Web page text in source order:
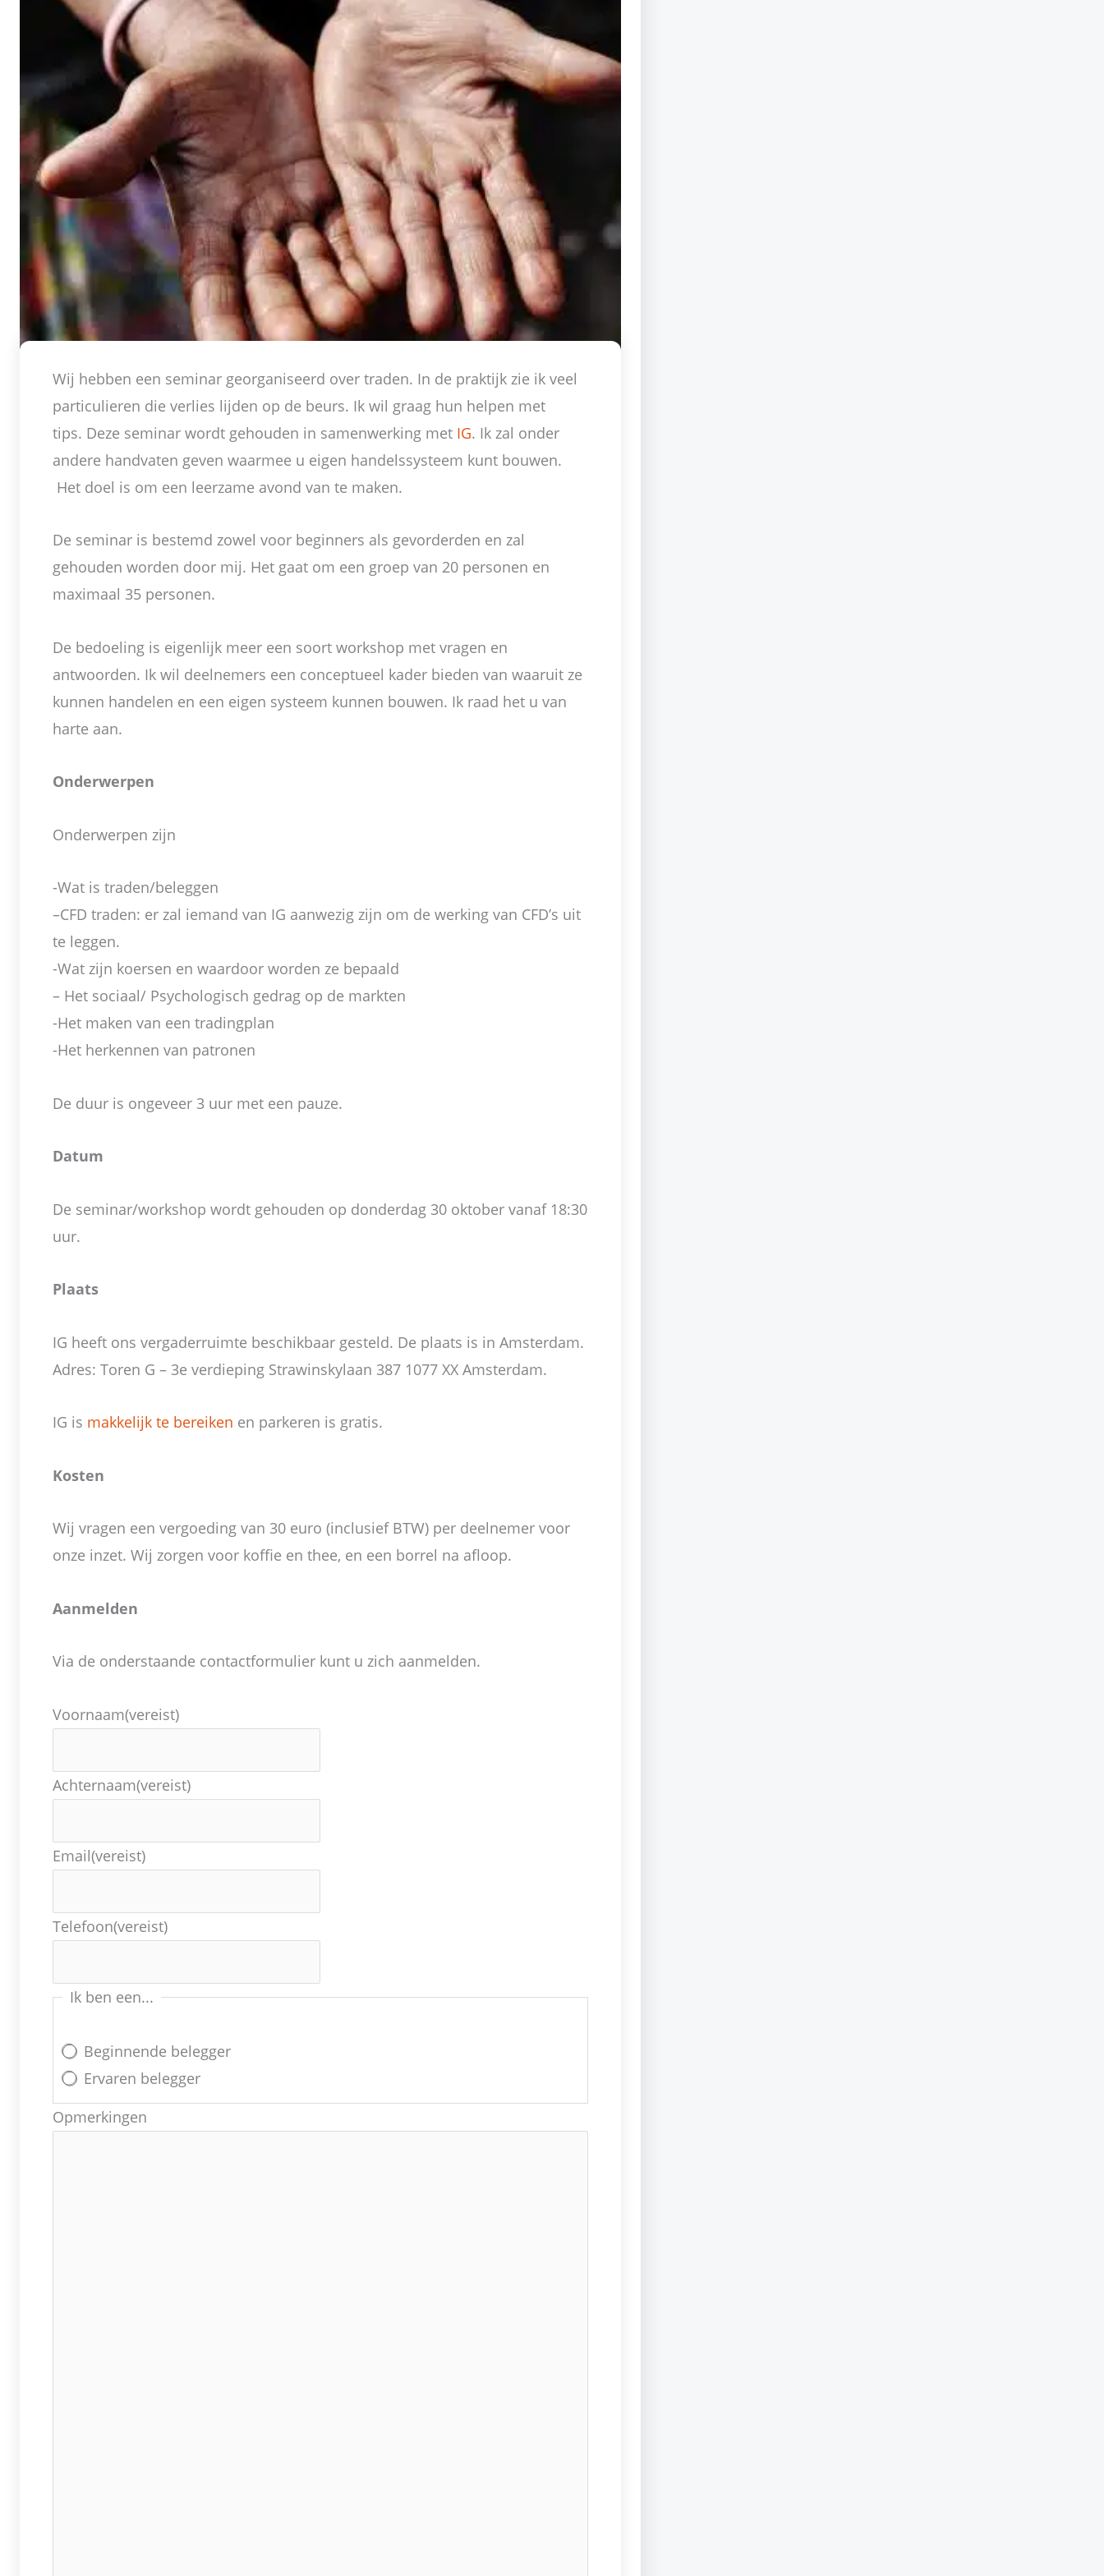
Wij hebben een seminar georganiseerd over traden. In de praktijk zie ik veel
particulieren die verlies lijden op de beurs. Ik wil graag hun helpen met
tips. Deze seminar wordt gehouden in samenwerking met IG. Ik zal onder
andere handvaten geven waarmee u eigen handelssysteem kunt bouwen.
Het doel is om een leerzame avond van te maken.
De seminar is bestemd zowel voor beginners als gevorderden en zal
gehouden worden door mij. Het gaat om een groep van 20 personen en
maximaal 35 personen.
De bedoeling is eigenlijk meer een soort workshop met vragen en
antwoorden. Ik wil deelnemers een conceptueel kader bieden van waaruit ze
kunnen handelen en een eigen systeem kunnen bouwen. Ik raad het u van
harte aan.
Onderwerpen
Onderwerpen zijn
-Wat is traden/beleggen
–CFD traden: er zal iemand van IG aanwezig zijn om de werking van CFD’s uit
te leggen.
-Wat zijn koersen en waardoor worden ze bepaald
– Het sociaal/ Psychologisch gedrag op de markten
-Het maken van een tradingplan
-Het herkennen van patronen
De duur is ongeveer 3 uur met een pauze.
Datum
De seminar/workshop wordt gehouden op donderdag 30 oktober vanaf 18:30
uur.
Plaats
IG heeft ons vergaderruimte beschikbaar gesteld. De plaats is in Amsterdam.
Adres: Toren G – 3e verdieping Strawinskylaan 387 1077 XX Amsterdam.
IG is makkelijk te bereiken en parkeren is gratis.
Kosten
Wij vragen een vergoeding van 30 euro (inclusief BTW) per deelnemer voor
onze inzet. Wij zorgen voor koffie en thee, en een borrel na afloop.
Aanmelden
Via de onderstaande contactformulier kunt u zich aanmelden.
Voornaam(vereist)
Achternaam(vereist)
Email(vereist)
Telefoon(vereist)
Ik ben een...
Beginnende belegger
Ervaren belegger
Opmerkingen